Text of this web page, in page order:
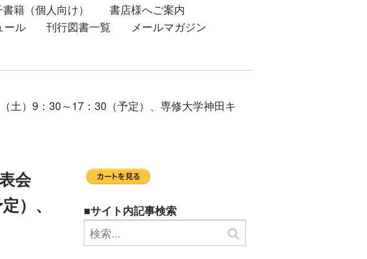
籍（個人向け）
書店様へご案内
ール 刊行図書一覧
メールマガジン
）9：30～17：30（予定）、専修大学神田キ
会
）、
■サイト内記事検索